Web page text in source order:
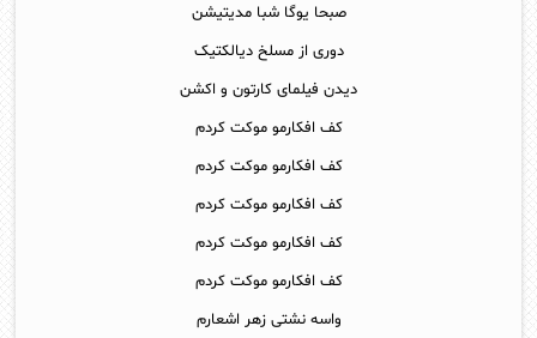
صبحا یوگا شبا مدیتیشن
دوری از مسلخ دیالکتیک
دیدن فیلمای کارتون و اکشن
کف افکارمو موکت کردم
کف افکارمو موکت کردم
کف افکارمو موکت کردم
کف افکارمو موکت کردم
کف افکارمو موکت کردم
واسه نشتی زهر اشعارم